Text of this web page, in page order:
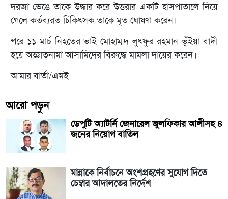
দরজা ভেঙে তাকে উদ্ধার করে উত্তরার একটি হাসপাতালে নিয়ে
গেলে কর্তব্যরত চিকিৎসক তাকে মৃত ঘোষণা করেন।
পরে ১১ মার্চ নিহতের ভাই মোহাম্মদ লুৎফুর রহমান ভূঁইয়া বাদী
হয়ে অজ্ঞাতনামা আসামিদের বিরুদ্ধে মামলা দায়ের করেন।
আমার বার্তা/এমই
আরো পড়ুন
ডেপুটি অ্যাটর্নি জেনারেল জুলফিকার আলীসহ ৪
জনের নিয়োগ বাতিল
মান্নাকে নির্বাচনে অংশগ্রহণের সুযোগ দিতে
চেম্বার আদালতের নির্দেশ